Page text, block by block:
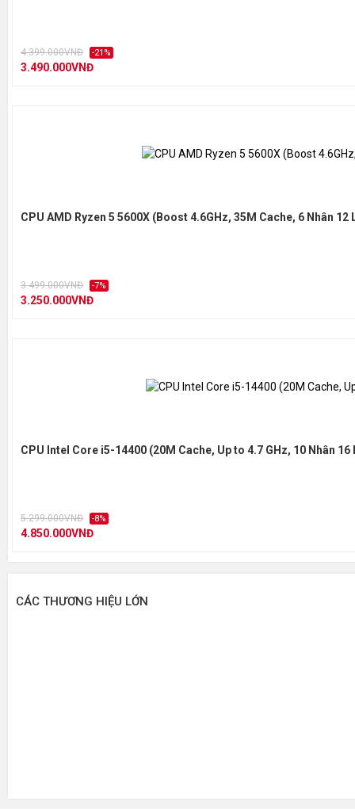
4.399.000VNĐ -21%
3.490.000VNĐ
CPU AMD Ryzen 5 5600X (Boost 4.6GHz, 35M Cache, 6 Nhân 12
3.499.000VNĐ -7%
3.250.000VNĐ
CPU Intel Core i5-14400 (20M Cache, Up to 4.7 GHz, 10 Nhân
5.299.000VNĐ -8%
4.850.000VNĐ
CÁC THƯƠNG HIỆU LỚN